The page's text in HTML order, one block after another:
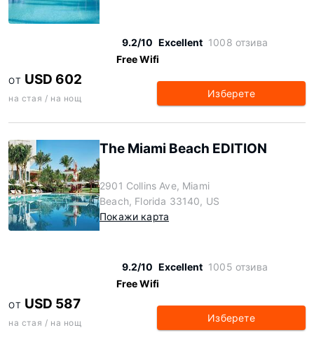
9.2/10 Excellent 1008 отзива
Free Wifi
ОТ USD 602
на стая / на нощ Изберете
The Miami Beach EDITION
2901 Collins Ave, Miami
Beach, Florida 33140, US
Покажи карта
9.2/10 Excellent 1005 отзива
Free Wifi
ОТ USD 587
на стая / на нощ Изберете